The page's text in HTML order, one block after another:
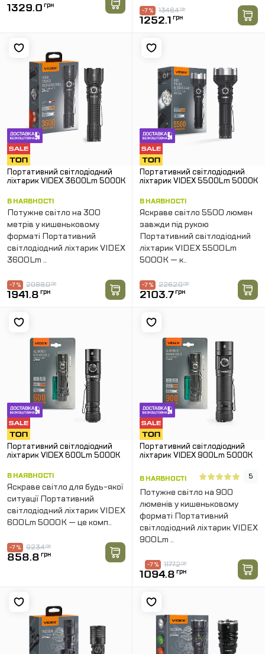
1329.0 грн
1346.4грн
-7 %
1252.1 грн
Портативний світлодіодний
ліхтарик VIDEX 3600Lm 5000K
В НАЯВНОСТІ
Потужне світло на 300
метрів у кишеньковому
форматі Портативний
світлодіодний ліхтарик VIDEX
3600Lm ..
2088.0грн
-7 %
1941.8 грн
Портативний світлодіодний
ліхтарик VIDEX 5500Lm 5000K
В НАЯВНОСТІ
Яскраве світло 5500 люмен
завжди під рукою
Портативний світлодіодний
ліхтарик VIDEX 5500Lm
5000K — к..
2262.0грн
-7 %
2103.7грн
Портативний світлодіодний
ліхтарик VIDEX 600Lm 5000K
В НАЯВНОСТІ
Яскраве світло для будь-якої
ситуації Портативний
світлодіодний ліхтарик VIDEX
600Lm 5000K — це комп..
923.4грн
-7 %
858.8 грн
Портативний світлодіодний
ліхтарик VIDEX 900Lm 5000K
В НАЯВНОСТІ 5
Потужне світло на 900
люменів у кишеньковому
форматі Портативний
світлодіодний ліхтарик VIDEX
900Lm ..
1177.2грн
-7 %
1094.8 грн